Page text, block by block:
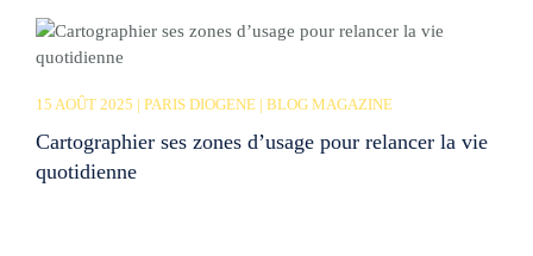
15 AOÛT 2025 | PARIS DIOGENE | BLOG MAGAZINE
Cartographier ses zones d’usage pour relancer la vie
quotidienne